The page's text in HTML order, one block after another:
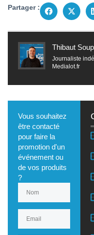
Partager :
Thibaut
Journaliste
Medialot.fr
Vous souhaitez
être contacté
pour faire la
promotion d'un
événement ou
de vos produits
?